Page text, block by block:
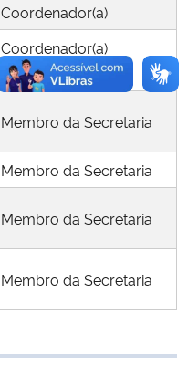
Coordenador(a)
Coordenador(a)
Substituto(a)
Membro da Secretaria
Membro da Secretaria
Membro da Secretaria
Membro da Secretaria